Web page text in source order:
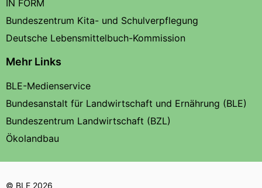
IN FORM
Bundeszentrum Kita- und Schulverpflegung
Deutsche Lebensmittelbuch-Kommission
Mehr Links
BLE-Medienservice
Bundesanstalt für Landwirtschaft und Ernährung (BLE)
Bundeszentrum Landwirtschaft (BZL)
Ökolandbau
© BLE 2026